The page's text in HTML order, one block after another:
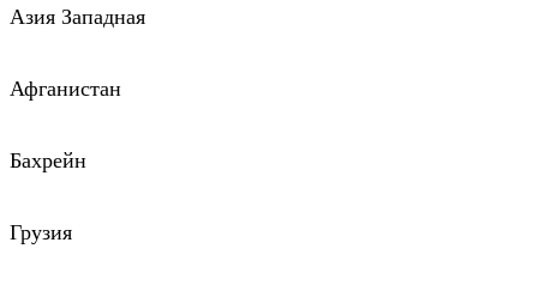
Азия Западная
Афганистан
Бахрейн
Грузия